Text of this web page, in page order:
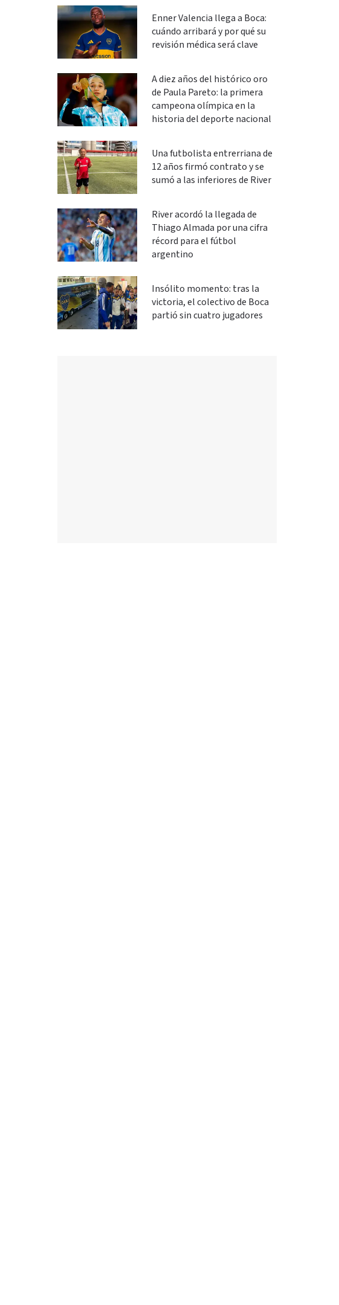
Enner Valencia llega a Boca:
cuándo arribará y por qué su
revisión médica será clave
A diez años del histórico oro
de Paula Pareto: la primera
campeona olímpica en la
historia del deporte nacional
Una futbolista entrerriana de
12 años firmó contrato y se
sumó a las inferiores de River
River acordó la llegada de
Thiago Almada por una cifra
récord para el fútbol
argentino
Insólito momento: tras la
victoria, el colectivo de Boca
partió sin cuatro jugadores